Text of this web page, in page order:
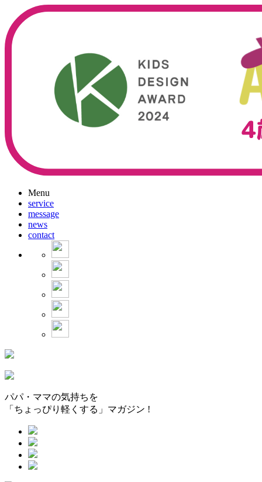
Menu
service
message
news
contact
パパ・ママの気持ちを
「ちょっぴり軽くする」マガジン !